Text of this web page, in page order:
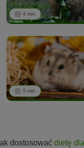
4 min
5 min
dostosować dietę